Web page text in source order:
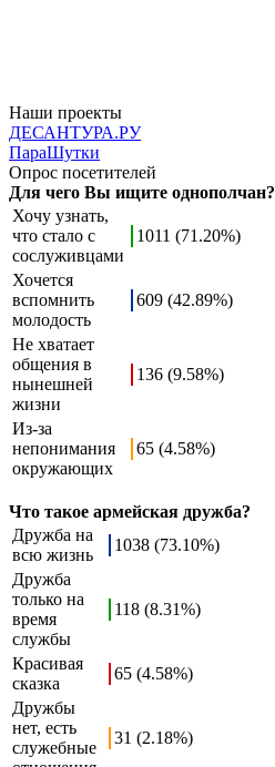
Наши проекты
ДЕСАНТУРА.РУ
ПараШутки
Опрос посетителей
Для чего Вы ищите однополчан?
Хочу узнать,
что стало с
сослуживцами
1011 (71.20%)
Хочется
вспомнить
молодость
609 (42.89%)
Не хватает
общения в
нынешней
жизни
136 (9.58%)
Из-за
непонимания
окружающих
65 (4.58%)
Что такое армейская дружба?
Дружба на
всю жизнь
1038 (73.10%)
Дружба
только на
время
службы
118 (8.31%)
Красивая
сказка
65 (4.58%)
Дружбы
нет, есть
служебные
31 (2.18%)